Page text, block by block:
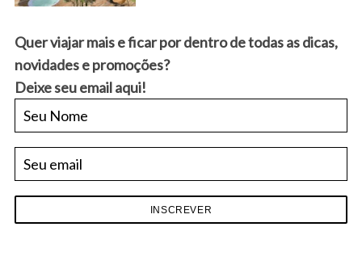
Quer viajar mais e ficar por dentro de todas as dicas,
novidades e promoções?
Deixe seu email aqui!